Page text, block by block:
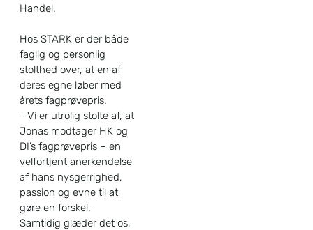
Handel.
Hos STARK er der både
faglig og personlig
stolthed over, at en af
deres egne løber med
årets fagprøvepris.
- Vi er utrolig stolte af, at
Jonas modtager HK og
DI’s fagprøvepris – en
velfortjent anerkendelse
af hans nysgerrighed,
passion og evne til at
gøre en forskel.
Samtidig glæder det os,